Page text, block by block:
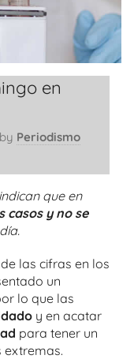
en
by Periodismo
que en
casos y no se
las cifras en los
un
lo que las
y en acatar
para tener un
extremas.